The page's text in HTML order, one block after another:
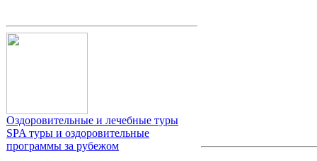
Оздоровительные и лечебные туры
SPA туры и оздоровительные
программы за рубежом